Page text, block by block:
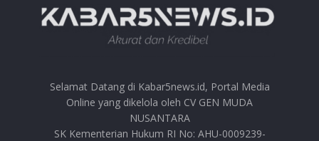
Selamat Datang di Kabar5news.id, Portal Media
Online yang dikelola oleh CV GEN MUDA
NUSANTARA
SK Kementerian Hukum RI No: AHU-0009239-